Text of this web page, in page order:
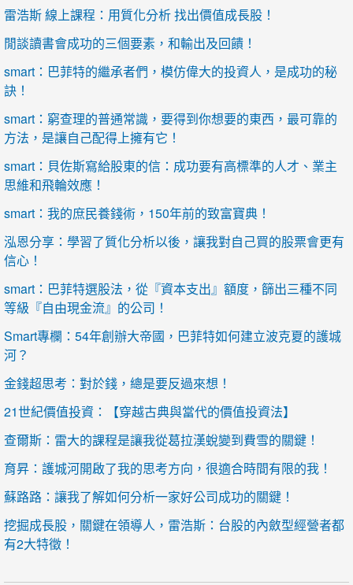
雷浩斯 線上課程：用質化分析 找出價值成長股！
閒談讀書會成功的三個要素，和輸出及回饋！
smart：巴菲特的繼承者們，模仿偉大的投資人，是成功的秘
訣！
smart：窮查理的普通常識，要得到你想要的東西，最可靠的
方法，是讓自己配得上擁有它！
smart：貝佐斯寫給股東的信：成功要有高標準的人才、業主
思維和飛輪效應！
smart：我的庶民養錢術，150年前的致富寶典！
泓恩分享：學習了質化分析以後，讓我對自己買的股票會更有
信心！
smart：巴菲特選股法，從『資本支出』額度，篩出三種不同
等級『自由現金流』的公司！
Smart專欄：54年創辦大帝國，巴菲特如何建立波克夏的護城
河？
金錢超思考：對於錢，總是要反過來想！
21世紀價值投資：【穿越古典與當代的價值投資法】
查爾斯：雷大的課程是讓我從葛拉漢蛻變到費雪的關鍵！
育昇：護城河開啟了我的思考方向，很適合時間有限的我！
蘇路路：讓我了解如何分析一家好公司成功的關鍵！
挖掘成長股，關鍵在領導人，雷浩斯：台股的內斂型經營者都
有2大特徵！